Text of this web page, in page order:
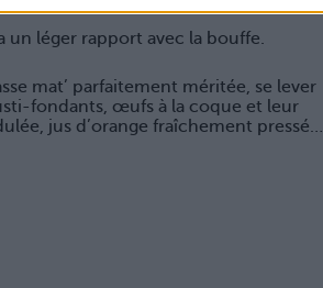
un léger rapport avec la bouffe.
mat’ parfaitement méritée, se lever
fondants, œufs à la coque et leur
jus d’orange fraîchement pressé…